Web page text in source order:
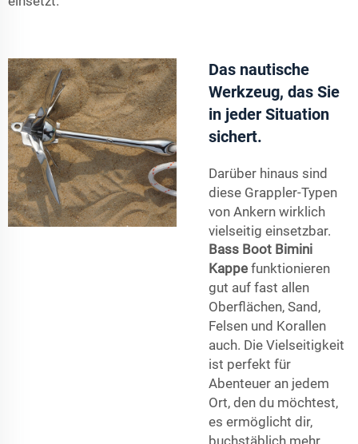
Das nautische
Werkzeug, das Sie
in jeder Situation
sichert.
Darüber hinaus sind
diese Grappler-Typen
von Ankern wirklich
vielseitig einsetzbar.
Bass Boot Bimini
Kappe funktionieren
gut auf fast allen
Oberflächen, Sand,
Felsen und Korallen
auch. Die Vielseitigkeit
ist perfekt für
Abenteuer an jedem
Ort, den du möchtest,
es ermöglicht dir,
buchstäblich mehr